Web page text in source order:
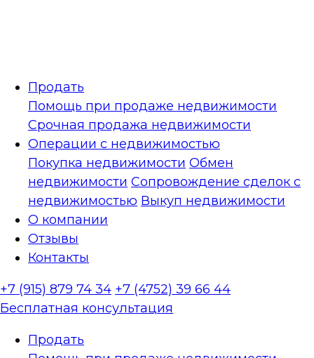
Продать
Помощь при продаже недвижимости
Срочная продажа недвижимости
Операции с недвижимостью
Покупка недвижимости Обмен
недвижимости Сопровождение сделок с
недвижимостью Выкуп недвижимости
О компании
Отзывы
Контакты
+7 (915) 879 74 34 +7 (4752) 39 66 44
Бесплатная консультация
Продать